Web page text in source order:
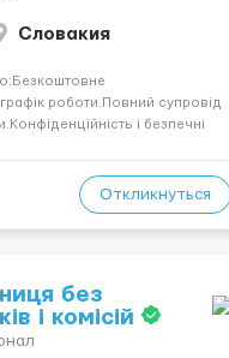
Словакия
роботи.Повний супровід
і безпечні
не обов’язковий.Якщо вас
— залишайте відгук, і ми
Откликнуться
без
і комісій